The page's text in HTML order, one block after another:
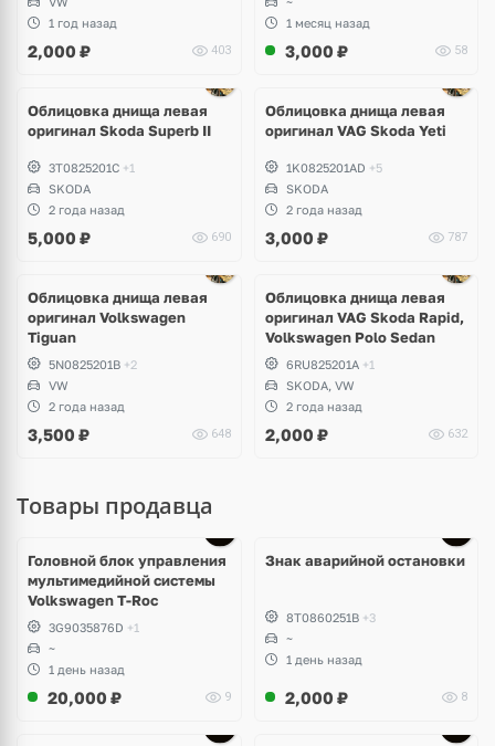
1 год назад
2,000 ₽ 403
1 месяц назад
3,000 ₽ 58
Облицовка днища левая
оригинал Skoda Superb II
3T0825201C +1
SKODA
2 года назад
5,000 ₽ 690
Облицовка днища левая
оригинал VAG Skoda Yeti
1K0825201AD +5
SKODA
2 года назад
3,000 ₽ 787
Облицовка днища левая
оригинал Volkswagen
Tiguan
5N0825201B +2
VW
2 года назад
3,500 ₽ 648
Облицовка днища левая
оригинал VAG Skoda Rapid,
Volkswagen Polo Sedan
6RU825201A +1
SKODA, VW
2 года назад
2,000 ₽ 632
Товары продавца
Головной блок управления
мультимедийной системы
Volkswagen T-Roc
3G9035876D +1
~
1 день назад
20,000 ₽ 9
Знак аварийной остановки
8T0860251B +3
~
1 день назад
2,000 ₽ 8